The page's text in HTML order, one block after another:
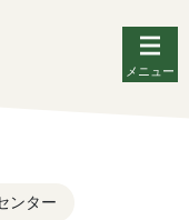
メニュー
ンター